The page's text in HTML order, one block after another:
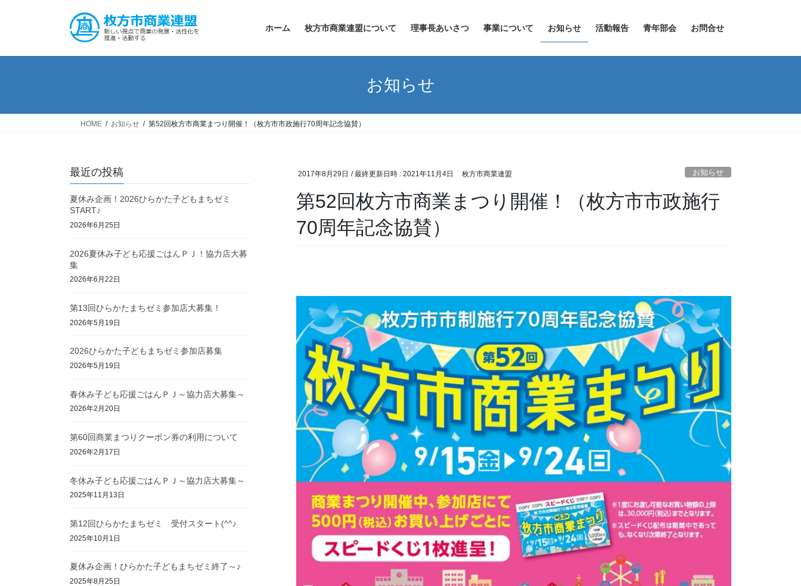
ホーム 枚方市商業連盟について 理事長あいさつ 事業について お知らせ 活動報告 青年部会 お問合せ
お知らせ
HOME お知らせ 第52回枚方市商業まつり開催！（枚方市市政施行70周年記念協賛）
2017年8月29日 / 最終更新日時 : 2021年11月4日 枚方市商業連盟 お知らせ
第52回枚方市商業まつり開催！（枚方市市政施行
70周年記念協賛）
最近の投稿
夏休み企画！2026ひらかた子どもまちゼミ
START♪
2026年6月25日
2026夏休み子ども応援ごはんＰＪ！協力店大募
集
2026年6月22日
第13回ひらかたまちゼミ参加店大募集！
2026年5月19日
2026ひらかた子どもまちゼミ参加店募集
2026年5月19日
春休み子ども応援ごはんＰＪ～協力店大募集～
2026年2月20日
第60回商業まつりクーポン券の利用について
2026年2月17日
冬休み子ども応援ごはんＰＪ～協力店大募集～
2025年11月13日
第12回ひらかたまちゼミ 受付スタート(^^♪
2025年10月1日
夏休み企画！ひらかた子どもまちゼミ終了～♪
2025年8月25日